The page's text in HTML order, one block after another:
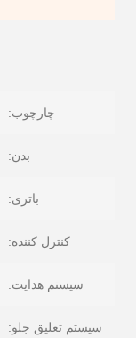
چارچوب:
بدن:
باتری:
کنترل کننده:
سیستم هدایت:
سیستم تعلیق جلو: